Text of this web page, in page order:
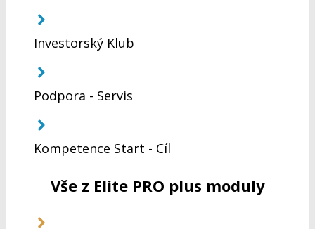
Investorský Klub
Podpora - Servis
Kompetence Start - Cíl
Vše z Elite PRO plus moduly